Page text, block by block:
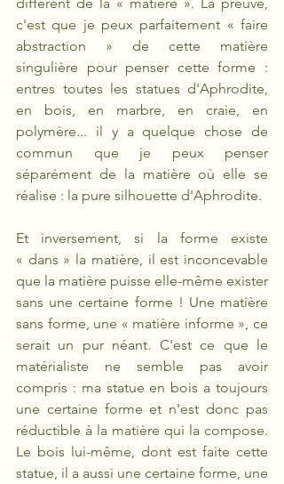
c'est que je peux parfaitement « faire
abstraction » de cette matière
singulière pour penser cette forme :
entres toutes les statues d'Aphrodite,
en bois, en marbre, en craie, en
polymère... il y a quelque chose de
commun que je peux penser
séparément de la matière où elle se
réalise : la pure silhouette d'Aphrodite.
Et inversement, si la forme existe
« dans » la matière, il est inconcevable
que la matière puisse elle-même exister
sans une certaine forme ! Une matière
sans forme, une « matière informe », ce
serait un pur néant. C'est ce que le
matérialiste ne semble pas avoir
compris : ma statue en bois a toujours
une certaine forme et n'est donc pas
réductible à la matière qui la compose.
Le bois lui-même, dont est faite cette
statue, il a aussi une certaine forme, une